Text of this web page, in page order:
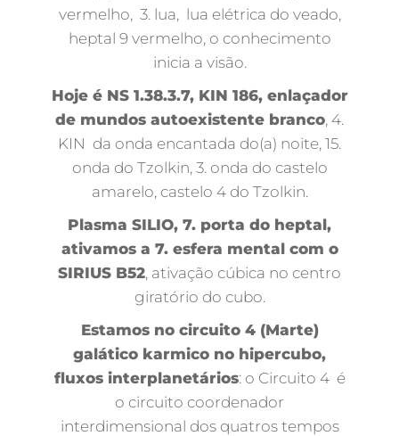
vermelho, 3. lua, lua elétrica do veado,
heptal 9 vermelho, o conhecimento
inicia a visão.
Hoje é NS 1.38.3.7, KIN 186, enlaçador
de mundos autoexistente branco, 4.
KIN da onda encantada do(a) noite, 15.
onda do Tzolkin, 3. onda do castelo
amarelo, castelo 4 do Tzolkin.
Plasma SILIO, 7. porta do heptal,
ativamos a 7. esfera mental com o
SIRIUS B52, ativação cúbica no centro
giratório do cubo.
Estamos no circuito 4 (Marte)
galático karmico no hipercubo,
fluxos interplanetários: o Circuito 4 é
o circuito coordenador
interdimensional dos quatros tempos